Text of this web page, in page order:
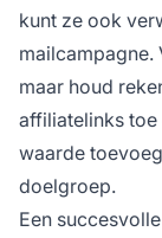
kunt ze ook
mailcampagne.
maar houd
affiliatelinks
waarde
doelgroep.
Een